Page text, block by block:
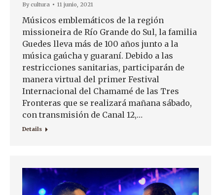
Bycultura 11 junio, 2021
Músicos emblemáticos de la región
missioneira de Río Grande do Sul, la familia
Guedes lleva más de 100 años junto a la
música gaúcha y guaraní. Debido a las
restricciones sanitarias, participarán de
manera virtual del primer Festival
Internacional del Chamamé de las Tres
Fronteras que se realizará mañana sábado,
con transmisión de Canal 12,…
Details